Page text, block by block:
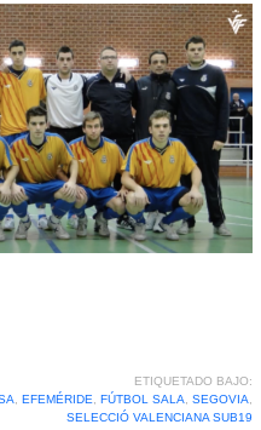
ETIQUETADO BAJO:
EFEMÉRIDE FÚTBOL SALA SEGOVIA
SELECCIÓ VALENCIANA SUB19